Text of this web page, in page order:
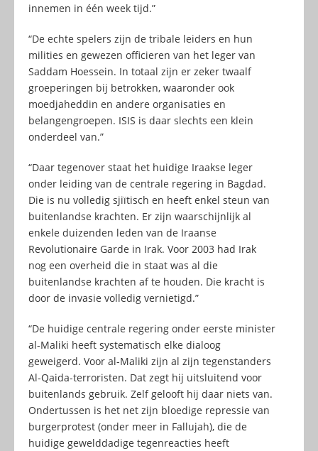
innemen in één week tijd.”
“De echte spelers zijn de tribale leiders en hun
milities en gewezen officieren van het leger van
Saddam Hoessein. In totaal zijn er zeker twaalf
groeperingen bij betrokken, waaronder ook
moedjaheddin en andere organisaties en
belangengroepen. ISIS is daar slechts een klein
onderdeel van.”
“Daar tegenover staat het huidige Iraakse leger
onder leiding van de centrale regering in Bagdad.
Die is nu volledig sjiïtisch en heeft enkel steun van
buitenlandse krachten. Er zijn waarschijnlijk al
enkele duizenden leden van de Iraanse
Revolutionaire Garde in Irak. Voor 2003 had Irak
nog een overheid die in staat was al die
buitenlandse krachten af te houden. Die kracht is
door de invasie volledig vernietigd.”
“De huidige centrale regering onder eerste minister
al-Maliki heeft systematisch elke dialoog
geweigerd. Voor al-Maliki zijn al zijn tegenstanders
Al-Qaida-terroristen. Dat zegt hij uitsluitend voor
buitenlands gebruik. Zelf gelooft hij daar niets van.
Ondertussen is het net zijn bloedige repressie van
burgerprotest (onder meer in Fallujah), die de
huidige gewelddadige tegenreacties heeft